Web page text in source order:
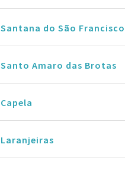
Santana do São Francisco
Santo Amaro das Brotas
Capela
Laranjeiras